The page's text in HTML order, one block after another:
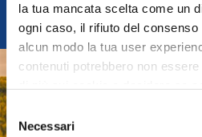
la tua mancata scelta come un
ogni caso, il rifiuto del
alcun modo la tua user
contenuti potrebbero non
invitiamo a consultare la nostra
Selezione
delNecessari
Italian Agricultural
Digital System and